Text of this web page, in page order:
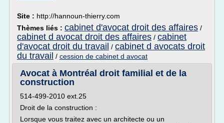
Site : http://hannoun-thierry.com
Thèmes liés : cabinet d'avocat droit des affaires /
cabinet d avocat droit des affaires / cabinet
d'avocat droit du travail / cabinet d avocats droit
du travail / cession de cabinet d avocat
Avocat à Montréal droit familial et de la
construction
514-499-2010 ext.25
Droit de la construction :
Lorsque vous traitez avec un architecte ou un